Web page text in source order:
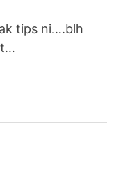
tips ni….blh